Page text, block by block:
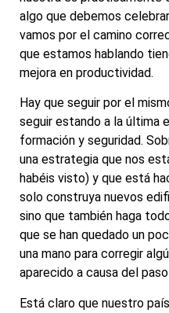
algo que debemos
vamos por el camino
que estamos hablando
mejora en productividad.
Hay que seguir por el
seguir estando a la última
formación y seguridad.
una estrategia que nos
habéis visto) y que está
solo construya nuevos
sino que también haga
que se han quedado un
una mano para corregir
aparecido a causa del
Está claro que nuestro